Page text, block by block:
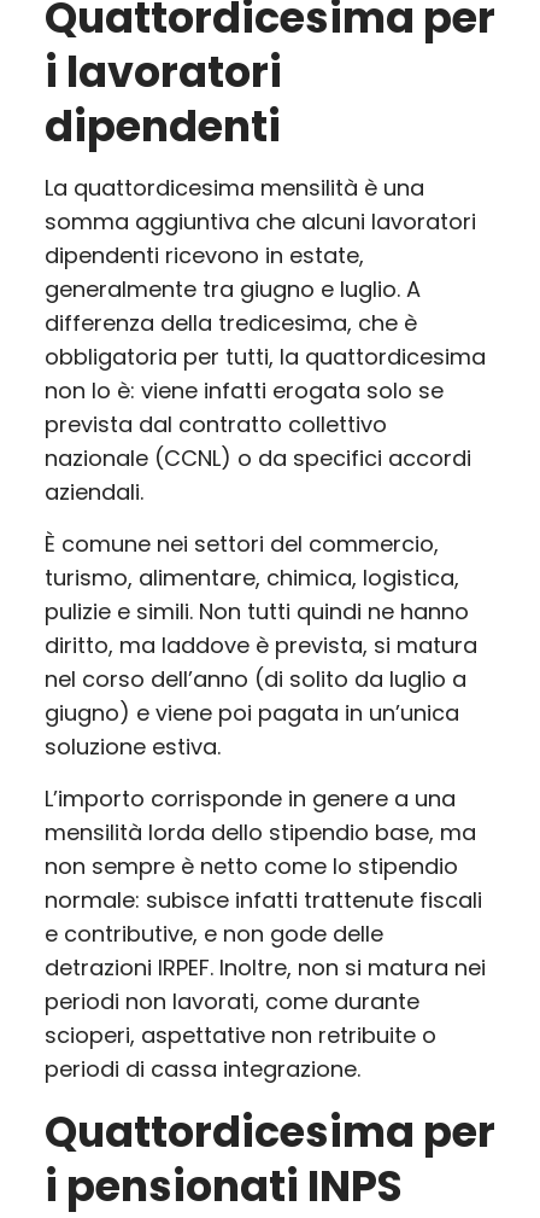
Quattordicesima per
i lavoratori
dipendenti
La quattordicesima mensilità è una
somma aggiuntiva che alcuni lavoratori
dipendenti ricevono in estate,
generalmente tra giugno e luglio. A
differenza della tredicesima, che è
obbligatoria per tutti, la quattordicesima
non lo è: viene infatti erogata solo se
prevista dal contratto collettivo
nazionale (CCNL) o da specifici accordi
aziendali.
È comune nei settori del commercio,
turismo, alimentare, chimica, logistica,
pulizie e simili. Non tutti quindi ne hanno
diritto, ma laddove è prevista, si matura
nel corso dell’anno (di solito da luglio a
giugno) e viene poi pagata in un’unica
soluzione estiva.
L’importo corrisponde in genere a una
mensilità lorda dello stipendio base, ma
non sempre è netto come lo stipendio
normale: subisce infatti trattenute fiscali
e contributive, e non gode delle
detrazioni IRPEF. Inoltre, non si matura nei
periodi non lavorati, come durante
scioperi, aspettative non retribuite o
periodi di cassa integrazione.
Quattordicesima per
i pensionati INPS